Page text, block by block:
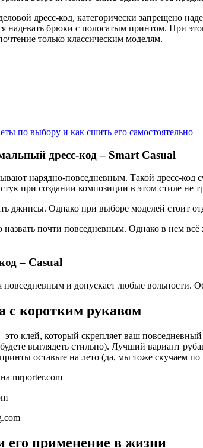
дресс-код, категорически запрещено
надевать брюки с полосатым принтом. При
только классическим моделям.
по выбору и как сшить его самостоятельно
дресс-код – Smart Casual
нарядно-повседневным. Такой дресс-код
при создании композиции в этом стиле не
джинсы. Однако при выборе моделей стоит
почти повседневным. Однако в нем всё
– Casual
повседневным и допускает любые
с коротким рукавом
клей, который скрепляет ваш
выглядеть стильно). Лучший вариант
оставьте на лето (да, мы тоже скучаем
mrporter.com
его применение в жизни